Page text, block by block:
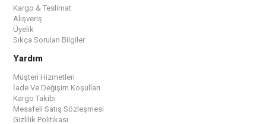
Kargo & Teslimat
Alışveriş
Üyelik
Sıkça Sorulan Bilgiler
Yardım
Müşteri Hizmetleri
İade Ve Değişim Koşulları
Kargo Takibi
Mesafeli Satış Sözleşmesi
Gizlilik Politikası